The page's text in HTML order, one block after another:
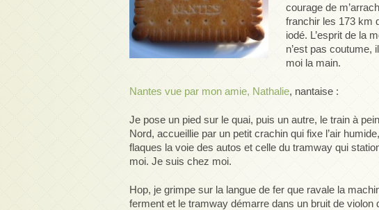
courage de
franchir les 173 km
iodé. L’esprit de la
n’est pas coutume,
moi la main.
Nantes vue par mon amie, Nathalie, nantaise :
Je pose un pied sur le quai, puis un autre, le train à
Nord, accueillie par un petit crachin qui fixe l’air
flaques la voie des autos et celle du tramway qui
moi. Je suis chez moi.
Hop, je grimpe sur la langue de fer que ravale la
ferment et le tramway démarre dans un bruit de violon